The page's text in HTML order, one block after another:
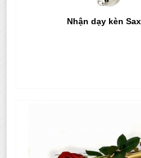
Nhận dạy kèn